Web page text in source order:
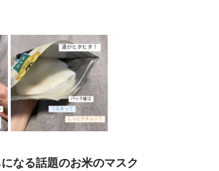
なる話題のお米のマスク